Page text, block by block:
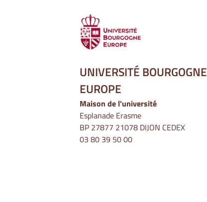
UNIVERSITÉ BOURGOGNE
EUROPE
Maison de l'université
Esplanade Erasme
BP 27877 21078 DIJON CEDEX
03 80 39 50 00